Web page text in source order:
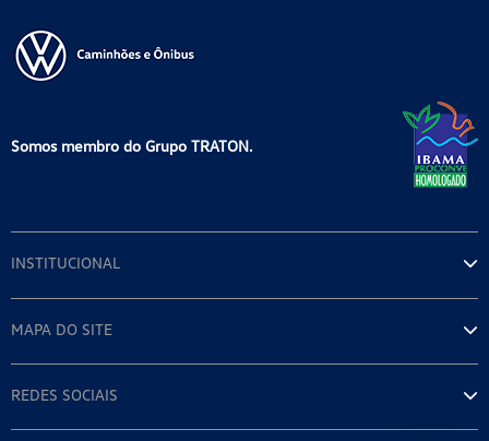
Somos membro do Grupo TRATON.
INSTITUCIONAL
MAPA DO SITE
REDES SOCIAIS